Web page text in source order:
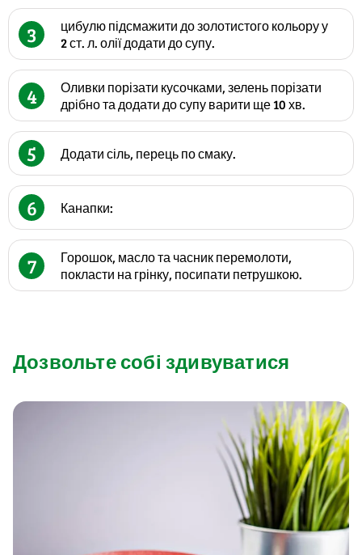
3
цибулю підсмажити до золотистого кольору у
2 ст. л. олії додати до супу.
4
Оливки порізати кусочками, зелень порізати
дрібно та додати до супу варити ще 10 хв.
5 Додати сіль, перець по смаку.
6 Канапки:
7
Горошок, масло та часник перемолоти,
покласти на грінку, посипати петрушкою.
Дозвольте собі здивуватися